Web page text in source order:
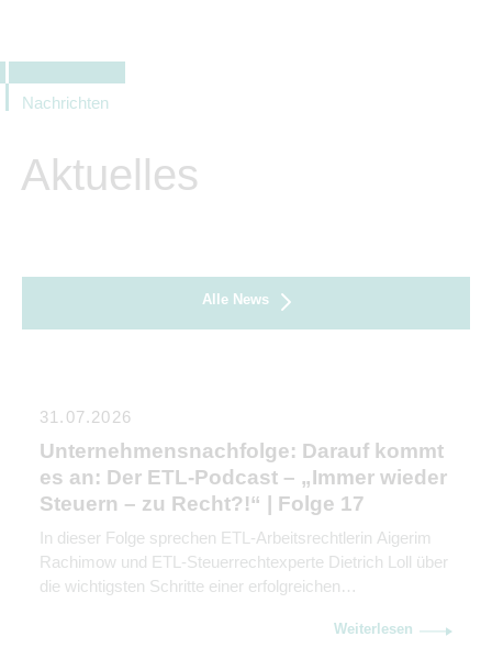
Nachrichten
Aktuelles
Alle News
31.07.2026
Unternehmensnachfolge: Darauf kommt
es an: Der ETL-Podcast – „Immer wieder
Steuern – zu Recht?!“ | Folge 17
In dieser Folge sprechen ETL-Arbeitsrechtlerin Aigerim
Rachimow und ETL-Steuerrechtexperte Dietrich Loll über
die wichtigsten Schritte einer erfolgreichen
Kommunikation genauso wichtig ist wie rechtliche und
Weiterlesen